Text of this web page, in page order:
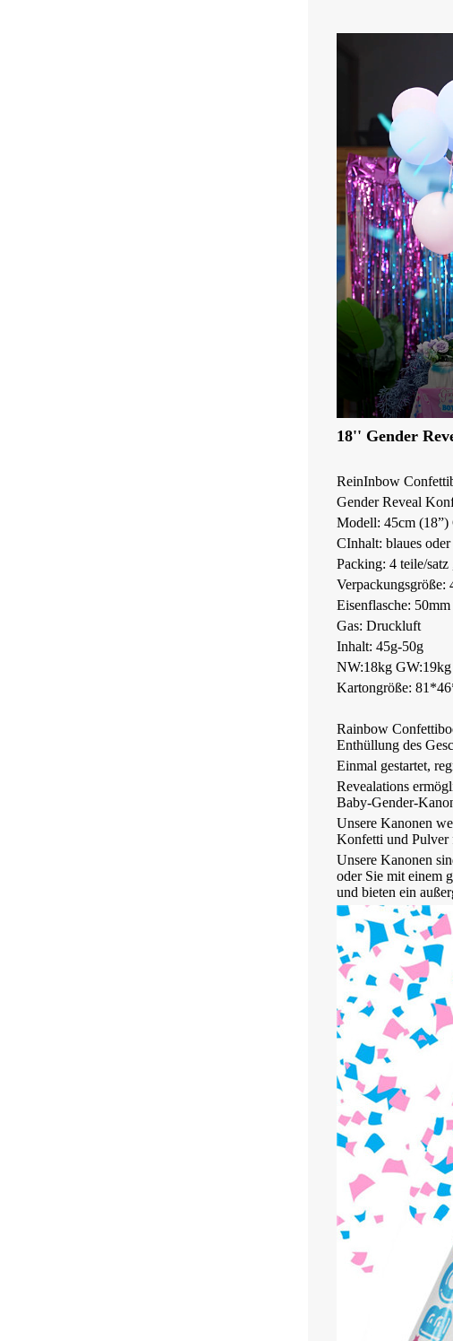
18'' Gender
ReinInbow
Gender Reveal
Modell: 45cm
CInhalt: blaues
Packing: 4 teile/satz
Eisenflasche:
Gas: Druckluft
Inhalt: 45g-50g
NW:18kg GW:19kg
Kartongröße:
Rainbow
Enthüllung des
Einmal gestartet,
Revealations
Baby-Gender-
Unsere Kanonen
Konfetti und Pulver
Unsere Kanonen
oder Sie mit einem
und bieten ein